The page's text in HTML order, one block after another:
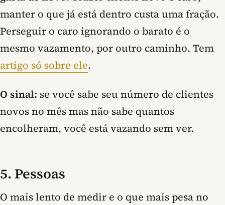
manter o que já está dentro custa uma fração.
Perseguir o caro ignorando o barato é o
mesmo vazamento, por outro caminho. Tem
artigo só sobre ele.
O sinal: se você sabe seu número de clientes
novos no mês mas não sabe quantos
encolheram, você está vazando sem ver.
5. Pessoas
O mais lento de medir e o que mais pesa no